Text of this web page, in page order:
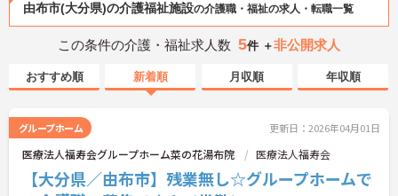
由布市(大分県)の介護福祉施設の介護職・福祉の求人・転職一覧
この条件の介護・福祉求人数 5件 ＋非公開求人
おすすめ順 新着順 月収順 年収順
グループホーム 更新日：2026年04月01日
医療法人福寿会グループホーム菜の花湯布院 医療法人福寿会
【大分県／由布市】残業無し☆グループホームで